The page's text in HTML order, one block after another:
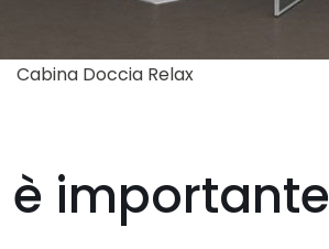
Cabina Doccia Relax
importante